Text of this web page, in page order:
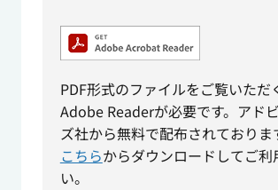
PDF形式のファイルをご覧いただ
Adobe Readerが必要です。アド
ズ社から無料で配布されておりま
こちらからダウンロードしてご利
い。